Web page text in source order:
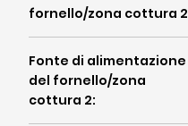
fornello/zona cottura 2
Fonte di alimentazione
del fornello/zona
cottura 2: